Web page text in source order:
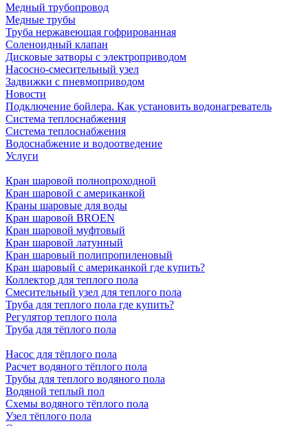
Медный трубопровод
Медные трубы
Труба нержавеющая гофрированная
Соленоидный клапан
Дисковые затворы с электроприводом
Насосно-смесительный узел
Задвижки с пневмоприводом
Новости
Подключение бойлера. Как установить водонагреватель
Система теплоснабжения
Система теплоснабжения
Водоснабжение и водоотведение
Услуги
Кран шаровой полнопроходной
Кран шаровой с американкой
Краны шаровые для воды
Кран шаровой BROEN
Кран шаровой муфтовый
Кран шаровой латунный
Кран шаровый полипропиленовый
Кран шаровый с американкой где купить?
Коллектор для теплого пола
Смесительный узел для теплого пола
Труба для теплого пола где купить?
Регулятор теплого пола
Труба для тёплого пола
Насос для тёплого пола
Расчет водяного тёплого пола
Трубы для теплого водяного пола
Водяной теплый пол
Схемы водяного тёплого пола
Узел тёплого пола